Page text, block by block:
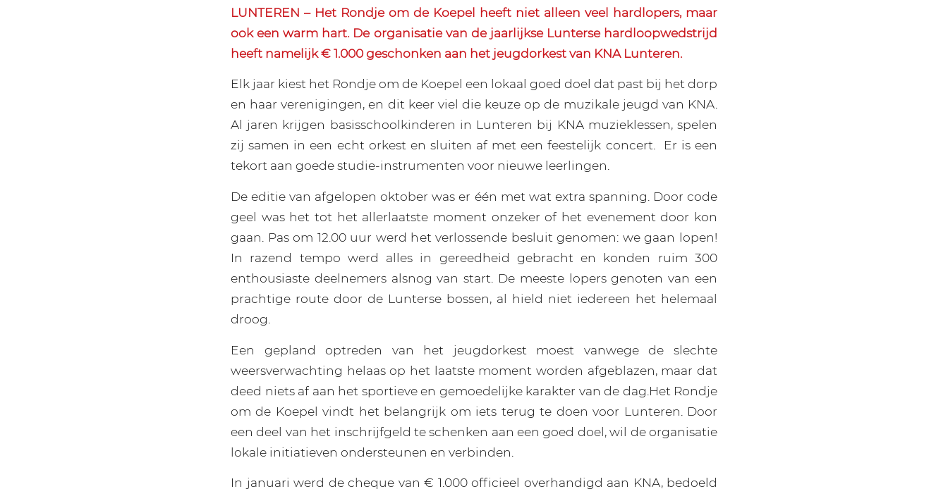
LUNTEREN – Het Rondje om de Koepel heeft niet alleen veel hardlopers, maar
ook een warm hart. De organisatie van de jaarlijkse Lunterse hardloopwedstrijd
heeft namelijk € 1.000 geschonken aan het jeugdorkest van KNA Lunteren.
Elk jaar kiest het Rondje om de Koepel een lokaal goed doel dat past bij het dorp
en haar verenigingen, en dit keer viel die keuze op de muzikale jeugd van KNA.
Al jaren krijgen basisschoolkinderen in Lunteren bij KNA muzieklessen, spelen
zij samen in een echt orkest en sluiten af met een feestelijk concert.
Er is een
tekort aan goede studie-instrumenten voor nieuwe leerlingen.
De editie van afgelopen oktober was er één met wat extra spanning. Door code
geel was het tot het allerlaatste moment onzeker of het evenement door kon
gaan. Pas om 12.00 uur werd het verlossende besluit genomen: we gaan lopen!
In razend tempo werd alles in gereedheid gebracht en konden ruim 300
enthousiaste deelnemers alsnog van start. De meeste lopers genoten van een
prachtige route door de Lunterse bossen, al hield niet iedereen het helemaal
droog.
Een gepland optreden van het jeugdorkest moest vanwege de slechte
weersverwachting helaas op het laatste moment worden afgeblazen, maar dat
deed niets af aan het sportieve en gemoedelijke karakter van de dag.Het Rondje
om de Koepel vindt het belangrijk om iets terug te doen voor Lunteren. Door
een deel van het inschrijfgeld te schenken aan een goed doel, wil de organisatie
lokale initiatieven ondersteunen en verbinden.
In januari werd de cheque van € 1.000 officieel overhandigd aan KNA, bedoeld